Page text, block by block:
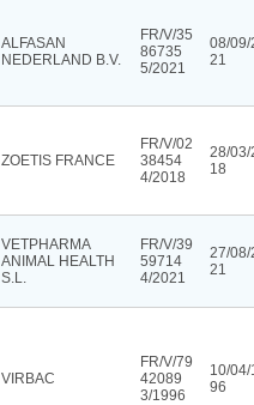
ALFASAN
NEDERLAND B.V.
FR/V/35
86735
5/2021
08/09/
21
ZOETIS FRANCE
FR/V/02
38454
4/2018
28/03/
18
VETPHARMA
ANIMAL HEALTH
S.L.
FR/V/39
59714
4/2021
27/08/
21
VIRBAC
FR/V/79
42089
3/1996
10/04/
96